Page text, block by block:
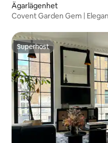
Ägarlägenhet
Covent Garden Gem |
Superhost
Superhost